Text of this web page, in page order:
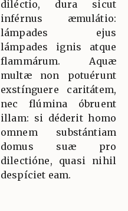
diléctio, dura sicut
inférnus æmulátio:
lámpades ejus
lámpades ignis atque
flammárum. Aquæ
multæ non potuérunt
exstínguere caritátem,
nec flúmina óbruent
illam: si déderit homo
omnem substántiam
domus suæ pro
dilectióne, quasi nihil
despíciet eam.